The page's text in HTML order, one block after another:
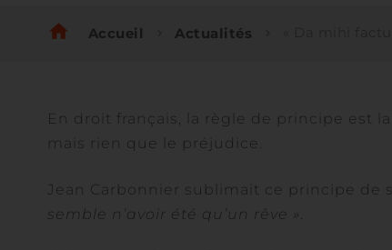
home Accueil Actualités
En droit français, la règle de principe est
mais rien que le préjudice.
Jean Carbonnier sublimait ce principe de
semble n’avoir été qu’un rêve » .